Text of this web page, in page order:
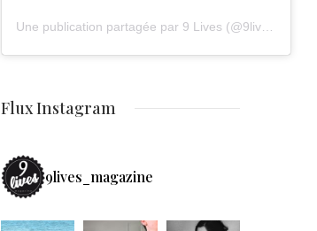
Flux Instagram
9lives_magazine